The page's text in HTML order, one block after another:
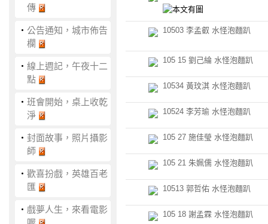
傳
‧ 公告通知，城市佈告
欄
‧ 線上週記，午夜十二
點
‧ 班會開始，桌上收乾
淨
‧ 封面故事，照片攝影
師
‧ 歡喜扮戲，英雄百老
匯
‧ 戲夢人生，來看電影
10503 李孟叡 水怪泡麵趴
105 15 劉己綸 水怪泡麵趴
10534 黃玟淇 水怪泡麵趴
10524 李芳瑜 水怪泡麵趴
105 27 施佳瑩 水怪泡麵趴
105 21 朱姵儒 水怪泡麵趴
10513 郭哲佑 水怪泡麵趴
105 18 謝孟霖 水怪泡麵趴